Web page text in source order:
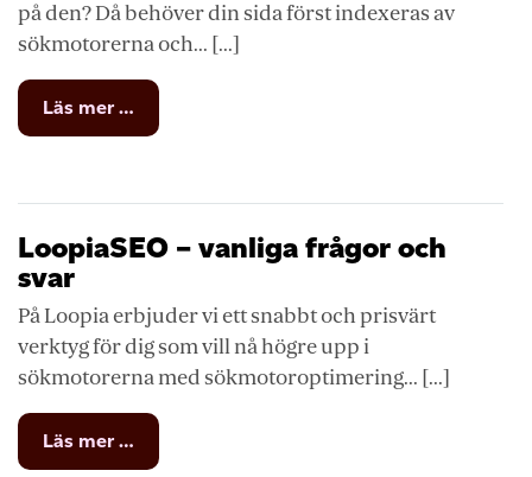
på den? Då behöver din sida först indexeras av
sökmotorerna och... [...]
Läs mer …
Min
inte
sökmotorerna
LoopiaSEO – vanliga frågor och
svar
På Loopia erbjuder vi ett snabbt och prisvärt
verktyg för dig som vill nå högre upp i
sökmotorerna med sökmotoroptimering... [...]
Läs mer …
LoopiaSEO